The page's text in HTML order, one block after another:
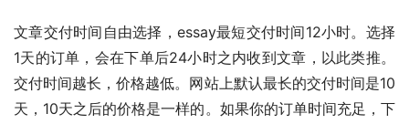
文章交付时间自由选择，essay最短交付时间12小时。选择
1天的订单，会在下单后24小时之内收到文章，以此类推。
交付时间越长，价格越低。网站上默认最长的交付时间是10
天，10天之后的价格是一样的。如果你的订单时间充足，下